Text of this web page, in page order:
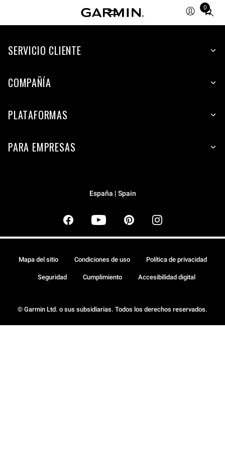
0
Total
items
cart:
SERVICIO CLIENTE
COMPAÑÍA
PLATAFORMAS
PARA EMPRESAS
España | Spain
© Garmin Ltd. o sus subsidiarias. Todos los derechos reservados.
Mapa del sitio Condiciones de uso Política de privacidad
Seguridad Cumplimiento Accesibilidad digital